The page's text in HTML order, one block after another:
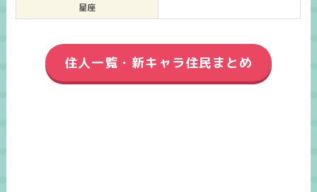
星座
住人一覧・新キャラ住民まとめ